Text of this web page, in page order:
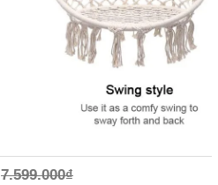
7.599.000₫